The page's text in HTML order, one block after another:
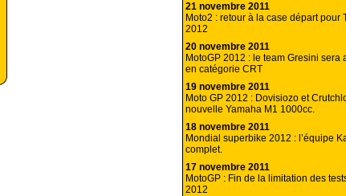
21 novembre 2011
Moto2 : retour à la case départ pour
2012
20 novembre 2011
MotoGP 2012 : le team Gresini sera
en catégorie CRT
19 novembre 2011
Moto GP 2012 : Dovisiozo et
nouvelle Yamaha M1 1000cc.
18 novembre 2011
Mondial superbike 2012 : l’équipe
complet.
17 novembre 2011
MotoGP : Fin de la limitation des
2012